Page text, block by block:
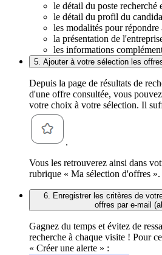
le détail du poste recherché
le détail du profil du
les modalités pour répondre
la présentation de
les informations
5. Ajouter à votre sélection les
Depuis la page de résultats de
d'une offre consultée, vous
votre choix à votre sélection. Il
.
Vous les retrouverez ainsi dans
rubrique « Ma sélection d'offres ».
6. Enregistrer les critères de
offres par e-mail
Gagnez du temps et évitez de
recherche à chaque visite ! Pour
« Créer une alerte » :